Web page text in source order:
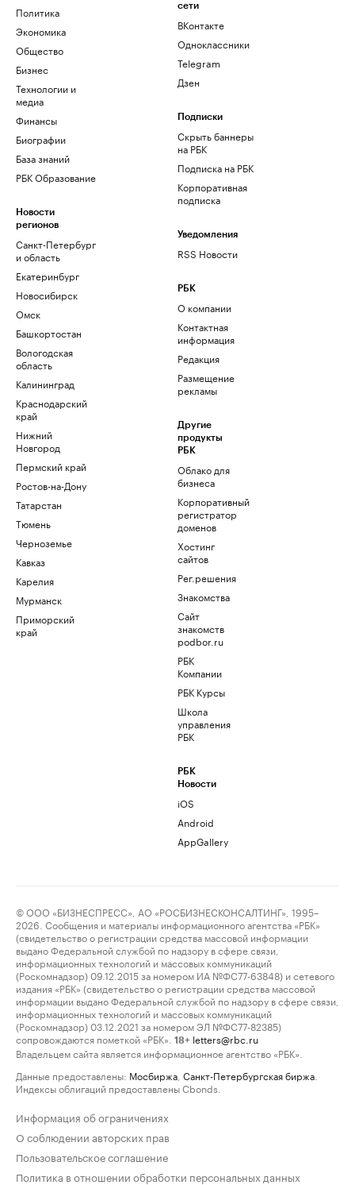
Политика
Экономика
Общество
Бизнес
Технологии и
медиа
Финансы
Биографии
База знаний
РБК Образование
Новости
регионов
Санкт-Петербург
и область
Екатеринбург
Новосибирск
Омск
Башкортостан
Вологодская
область
Калининград
Краснодарский
край
Нижний
Новгород
Пермский край
Ростов-на-Дону
Татарстан
Тюмень
Черноземье
Кавказ
Карелия
Мурманск
Приморский
край
сети
ВКонтакте
Одноклассники
Telegram
Дзен
Подписки
Скрыть баннеры
на РБК
Подписка на РБК
Корпоративная
подписка
Уведомления
RSS Новости
РБК
О компании
Контактная
информация
Редакция
Размещение
рекламы
Другие
продукты
РБК
Облако для
бизнеса
Корпоративный
регистратор
доменов
Хостинг
сайтов
Рег.решения
Знакомства
Сайт
знакомств
podbor.ru
РБК
Компании
РБК Курсы
Школа
управления
РБК
РБК
Новости
iOS
Android
AppGallery
© ООО «БИЗНЕСПРЕСС», АО «РОСБИЗНЕСКОНСАЛТИНГ», 1995–
2026. Сообщения и материалы информационного агентства «РБК»
(свидетельство о регистрации средства массовой информации
выдано Федеральной службой по надзору в сфере связи,
информационных технологий и массовых коммуникаций
(Роскомнадзор) 09.12.2015 за номером ИА №ФС77-63848) и сетевого
издания «РБК» (свидетельство о регистрации средства массовой
информации выдано Федеральной службой по надзору в сфере связи,
информационных технологий и массовых коммуникаций
(Роскомнадзор) 03.12.2021 за номером ЭЛ №ФС77-82385)
сопровождаются пометкой «РБК».
18+ letters@rbc.ru
Владельцем сайта является информационное агентство «РБК».
Данные предоставлены: Мосбиржа Санкт-Петербургская биржа
Индексы облигаций предоставлены Cbonds.
Информация об ограничениях
О соблюдении авторских прав
Пользовательское соглашение
Политика в отношении обработки персональных данных